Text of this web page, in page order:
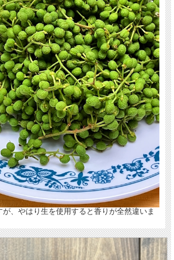
、やはり生を使用すると香りが全然違いま